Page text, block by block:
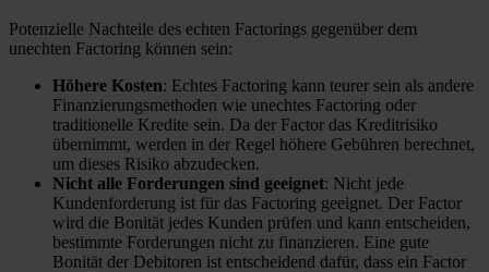
Potenzielle Nachteile des echten Factorings gegenüber dem
unechten Factoring können sein:
Höhere Kosten: Echtes Factoring kann teurer sein als andere
Finanzierungsmethoden wie unechtes Factoring oder
traditionelle Kredite sein. Da der Factor das Kreditrisiko
übernimmt, werden in der Regel höhere Gebühren berechnet,
um dieses Risiko abzudecken.
Nicht alle Forderungen sind geeignet: Nicht jede
Kundenforderung ist für das Factoring geeignet. Der Factor
wird die Bonität jedes Kunden prüfen und kann entscheiden,
bestimmte Forderungen nicht zu finanzieren. Eine gute
Bonität der Debitoren ist entscheidend dafür, dass ein Factor